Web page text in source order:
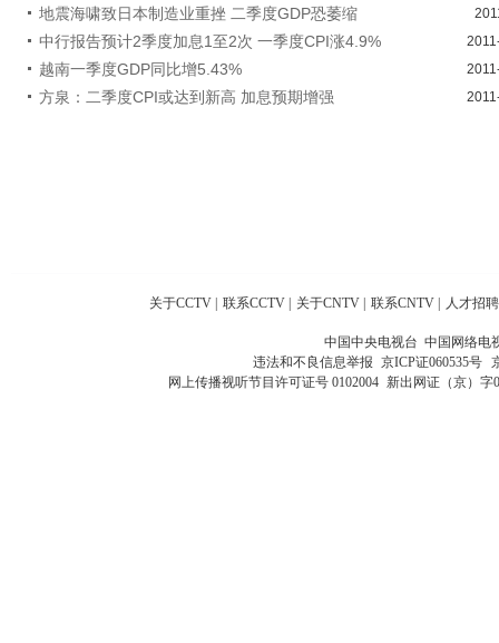
地震海啸致日本制造业重挫 二季度GDP恐萎缩
中行报告预计2季度加息1至2次 一季度CPI涨4.9%
越南一季度GDP同比增5.43%
方泉：二季度CPI或达到新高 加息预期增强
关于CCTV | 联系CCTV | 关于CNTV | 联系CNTV | 人才招聘
中国中央电视台 中国网络电
违法和不良信息举报 京ICP证060535号
网上传播视听节目许可证号 0102004 新出网证（京）